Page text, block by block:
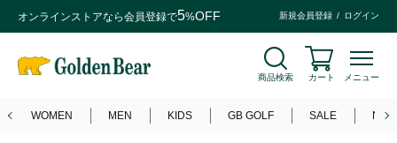
オンラインストアなら会員登録で5%OFF 新規会員登録 ログイン
商品検索 カート メニュー
WOMEN MEN KIDS GB GOLF SALE